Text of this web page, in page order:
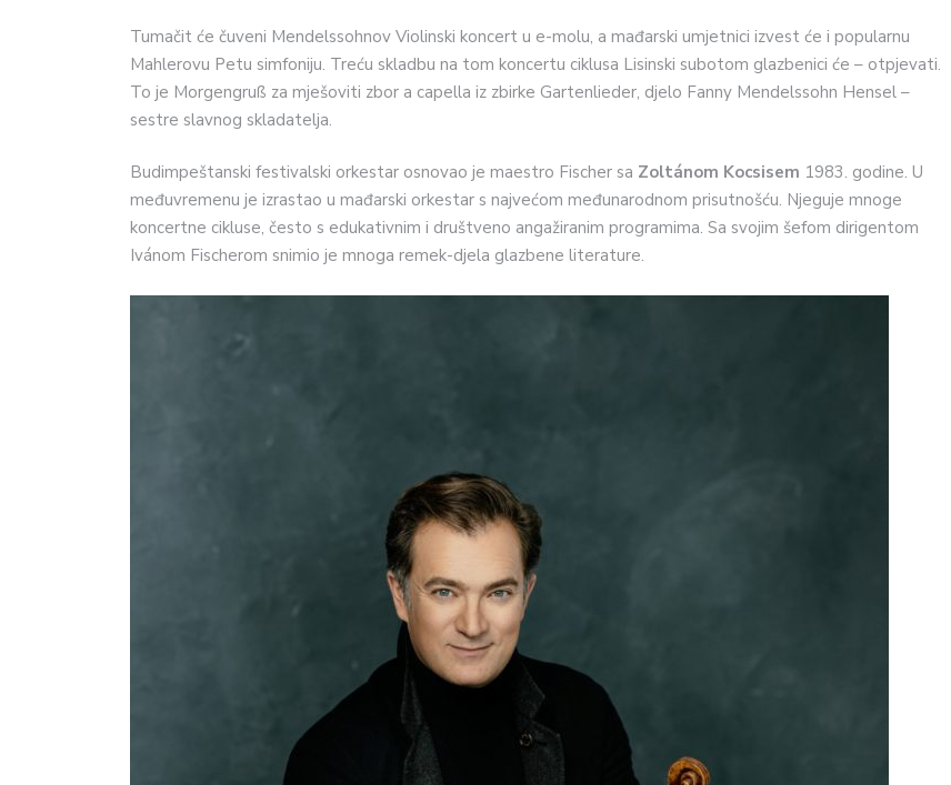
Tumačit će čuveni Mendelssohnov Violinski koncert u e-molu, a mađarski umjetnici izvest će i popularnu
Mahlerovu Petu simfoniju. Treću skladbu na tom koncertu ciklusa Lisinski subotom glazbenici će – otpjevati.
To je Morgengruß za mješoviti zbor a capella iz zbirke Gartenlieder, djelo Fanny Mendelssohn Hensel –
sestre slavnog skladatelja.
Budimpeštanski festivalski orkestar osnovao je maestro Fischer sa Zoltánom Kocsisem 1983. godine. U
međuvremenu je izrastao u mađarski orkestar s najvećom međunarodnom prisutnošću. Njeguje mnoge
koncertne cikluse, često s edukativnim i društveno angažiranim programima. Sa svojim šefom dirigentom
Ivánom Fischerom snimio je mnoga remek-djela glazbene literature.